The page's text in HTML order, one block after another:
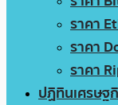
ราคา
ราคา
ราคา
ปฏิทินเศรษฐ